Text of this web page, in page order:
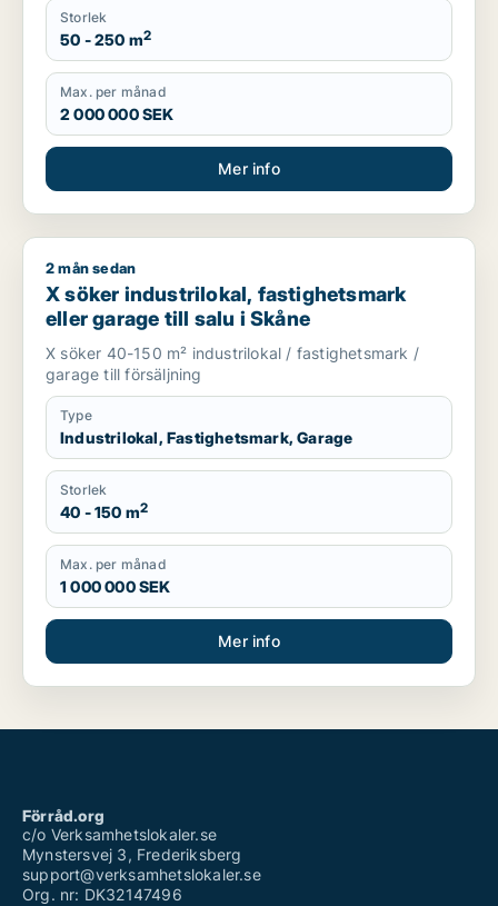
Storlek
50 - 250 m2
Max. per månad
2 000 000 SEK
Mer info
X söker industrilokal, fastighetsmark eller garage till salu i
2 mån sedan
X söker industrilokal, fastighetsmark
eller garage till salu i Skåne
X söker 40-150 m² industrilokal / fastighetsmark /
garage till försäljning
Type
Industrilokal, Fastighetsmark, Garage
Storlek
40 - 150 m2
Max. per månad
1 000 000 SEK
Mer info
Förråd.org
c/o Verksamhetslokaler.se
Mynstersvej 3, Frederiksberg
support@verksamhetslokaler.se
Org. nr: DK32147496